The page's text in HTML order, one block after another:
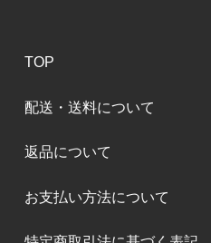
TOP
配送・送料について
返品について
お支払い方法について